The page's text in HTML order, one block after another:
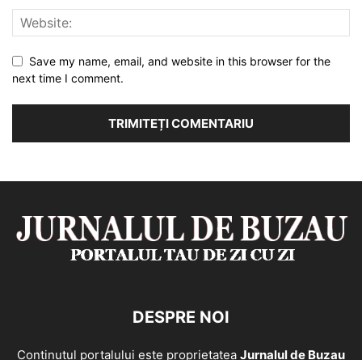
Save my name, email, and website in this browser for the
next time I comment.
DESPRE NOI
Continutul portalului este proprietatea Jurnalul de Buzau